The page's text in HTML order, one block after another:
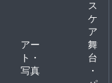
ス
ケ
ア
アー
ト・
写真
舞
台
・